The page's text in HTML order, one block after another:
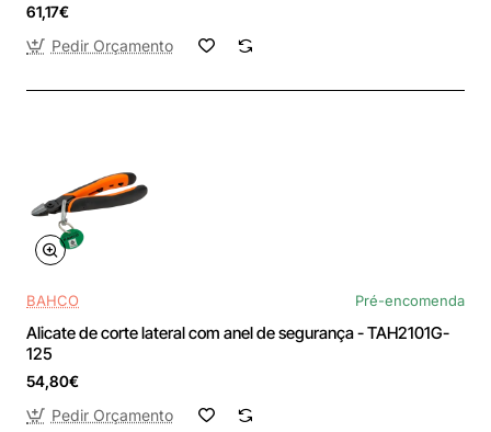
61,17€
Pedir Orçamento
BAHCO Pré-encomenda
Alicate de corte lateral com anel de segurança - TAH2101G-
125
54,80€
Pedir Orçamento